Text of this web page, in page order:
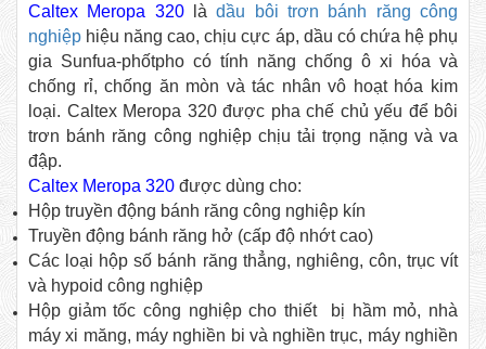
Caltex Meropa 320làdầu bôi trơn bánh răng công
nghiệp hiệu năng cao, chịu cực áp, dầu có chứa hệ phụ
gia Sunfua-phốtpho có tính năng chống ô xi hóa và
chống rỉ, chống ăn mòn và tác nhân vô hoạt hóa kim
loại. Caltex Meropa 320 được pha chế chủ yếu để bôi
trơn bánh răng công nghiệp chịu tải trọng nặng và va
đập.
Caltex Meropa 320 được dùng cho:
Hộp truyền động bánh răng công nghiệp kín
Truyền động bánh răng hở (cấp độ nhớt cao)
Các loại hộp số bánh răng thẳng, nghiêng, côn, trục vít
và hypoid công nghiệp
Hộp giảm tốc công nghiệp cho thiết bị hầm mỏ, nhà
máy xi măng, máy nghiền bi và nghiền trục, máy nghiền